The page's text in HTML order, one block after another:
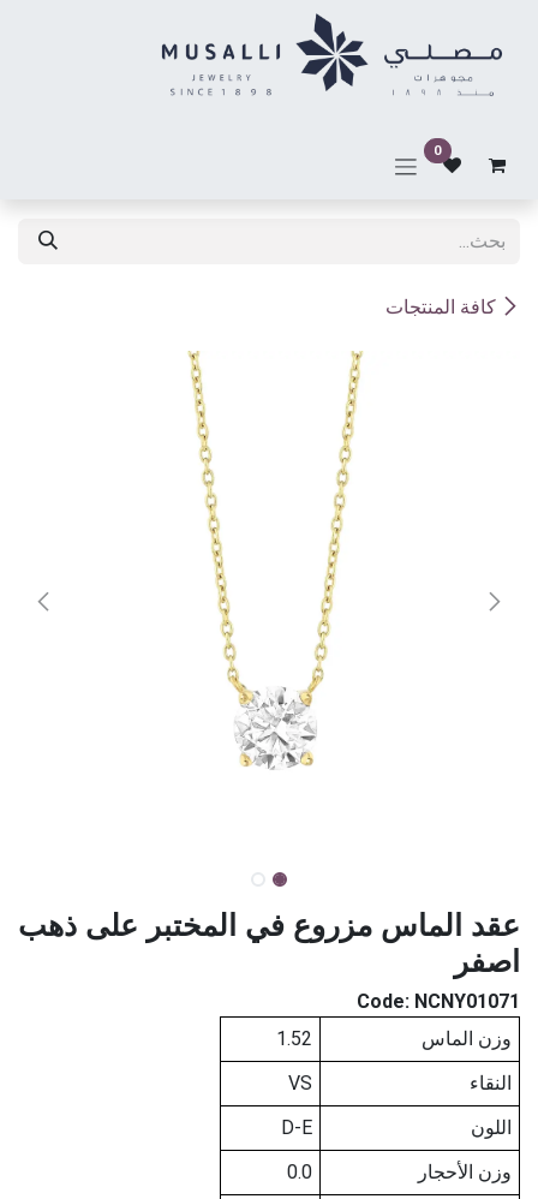
0
كافة المنتجات
عقد الماس مزروع في المختبر على ذهب
اصفر
Code: NCNY01071
وزن الماس
1.52
النقاء
VS
اللون
D-E
وزن الأحجار
0.0